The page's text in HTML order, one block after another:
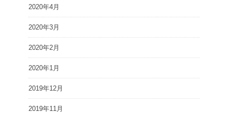
2020年4月
2020年3月
2020年2月
2020年1月
2019年12月
2019年11月